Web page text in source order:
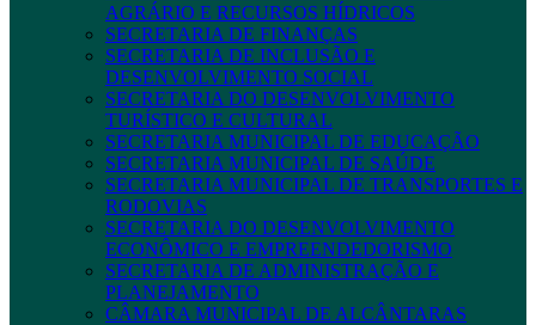
AGRÁRIO E RECURSOS HÍDRICOS
SECRETARIA DE FINANÇAS
SECRETARIA DE INCLUSÃO E
DESENVOLVIMENTO SOCIAL
SECRETARIA DO DESENVOLVIMENTO
TURÍSTICO E CULTURAL
SECRETARIA MUNICIPAL DE EDUCAÇÃO
SECRETARIA MUNICIPAL DE SAÚDE
SECRETARIA MUNICIPAL DE TRANSPORTES E
RODOVIAS
SECRETARIA DO DESENVOLVIMENTO
ECONÔMICO E EMPREENDEDORISMO
SECRETARIA DE ADMINISTRAÇÃO E
PLANEJAMENTO
CÂMARA MUNICIPAL DE ALCÂNTARAS